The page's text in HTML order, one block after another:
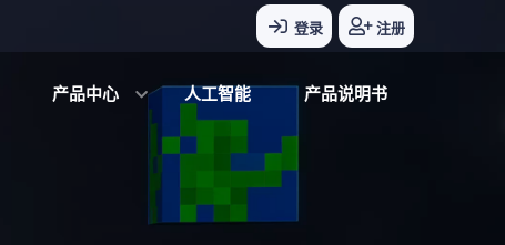
登录 注册
产品中心 人工智能 产品说明书